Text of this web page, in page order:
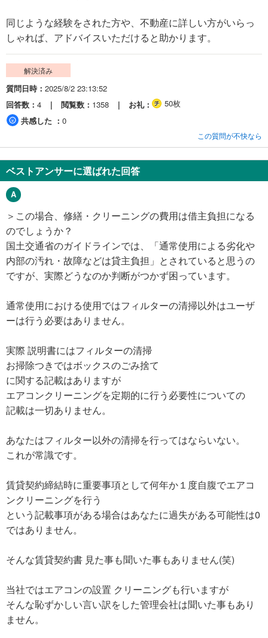
同じような経験をされた方や、不動産に詳しい方がいらっ
しゃれば、アドバイスいただけると助かります。
解決済み
質問日時
2025/8/2 23:13:52
回答数
4 閲覧数 1358 お礼
50枚
共感した
0
この質問が不快なら
ベストアンサーに選ばれた回答
＞この場合、修繕・クリーニングの費用は借主負担になる
のでしょうか？
国土交通省のガイドラインでは、「通常使用による劣化や
内部の汚れ・故障などは貸主負担」とされていると思うの
ですが、実際どうなのか判断がつかず困っています。
通常使用における使用ではフィルターの清掃以外はユーザ
ーは行う必要はありません。
実際 説明書にはフィルターの清掃
お掃除つきではボックスのごみ捨て
に関する記載はありますが
エアコンクリーニングを定期的に行う必要性についての
記載は一切ありません。
あなたはフィルター以外の清掃を行ってはならいない。
これが常識です。
賃貸契約締結時に重要事項として何年か１度自腹でエアコ
ンクリーニングを行う
という記載事項がある場合はあなたに過失がある可能性は0
ではありません。
そんな賃貸契約書 見た事も聞いた事もありません(笑)
当社ではエアコンの設置 クリーニングも行いますが
そんな恥ずかしい言い訳をした管理会社は聞いた事もあり
ません。